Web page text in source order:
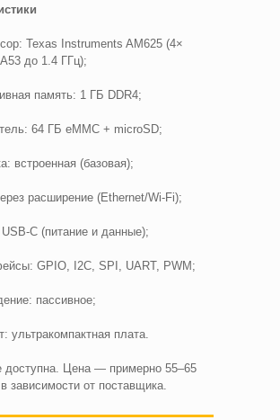
Texas Instruments AM625 (4×
до 1.4 ГГц);
память: 1 ГБ DDR4;
64 ГБ eMMC + microSD;
встроенная (базовая);
расширение (Ethernet/Wi-Fi);
C (питание и данные);
GPIO, I2C, SPI, UART, PWM;
пассивное;
ультракомпактная плата.
доступна. Цена — примерно 55–65
зависимости от поставщика.